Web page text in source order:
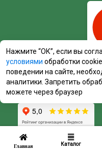
Главная Каталог
Нажмите “ОК”, если вы
условиями обработки
поведении на сайте,
аналитики. Запретить
можете через браузер